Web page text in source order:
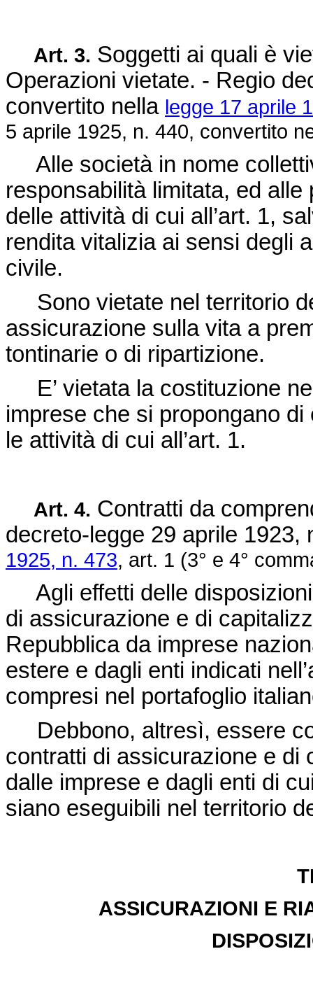
Art. 3. Soggetti ai quali è
Operazioni vietate. - Regio
convertito nella legge 17 aprile
5 aprile 1925, n. 440, convertito
Alle società in nome
responsabilità limitata, ed alle
delle attività di cui all’art. 1,
rendita vitalizia ai sensi degli
civile.
Sono vietate nel territorio
assicurazione sulla vita a
tontinarie o di ripartizione.
E’ vietata la costituzione
imprese che si propongano
le attività di cui all’art. 1.
Art. 4. Contratti da
decreto-legge 29 aprile 1923,
1925, n. 473, art. 1 (3° e 4°
Agli effetti delle
di assicurazione e di
Repubblica da imprese
estere e dagli enti indicati
compresi nel portafoglio
Debbono, altresì, essere
contratti di assicurazione e di
dalle imprese e dagli enti di
siano eseguibili nel territorio
ASSICURAZIONI E